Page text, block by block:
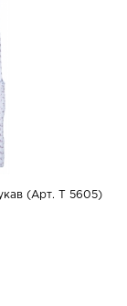
(Арт. T 5605)